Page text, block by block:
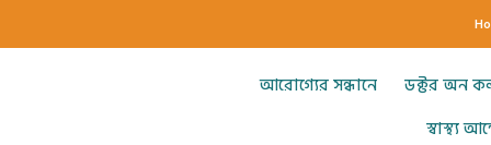
আরোগ্যের সন্ধানে
ডক্টর অন
স্বাস্থ্য